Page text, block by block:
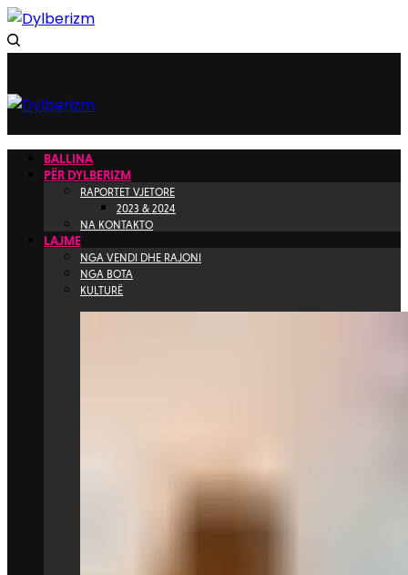
BALLINA
PËR DYLBERIZM
RAPORTET VJETORE
2023 & 2024
NA KONTAKTO
LAJME
NGA VENDI DHE RAJONI
NGA BOTA
KULTURË